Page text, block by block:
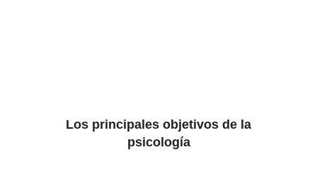
Los principales objetivos de la
psicología